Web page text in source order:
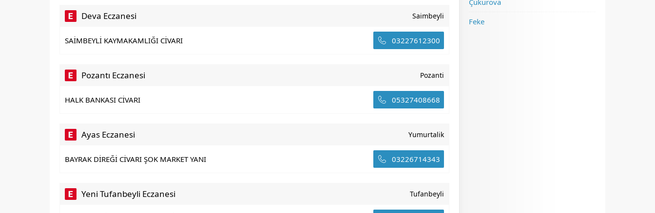
Deva Eczanesi Saimbeyli
SAİMBEYLİ KAYMAKAMLIĞI CİVARI 03227612300
Pozantı Eczanesi Pozanti
HALK BANKASI CİVARI 05327408668
Ayas Eczanesi Yumurtalik
BAYRAK DİREĞİ CİVARI ŞOK MARKET YANI 03226714343
Yeni Tufanbeyli Eczanesi Tufanbeyli
Çukurova
Feke